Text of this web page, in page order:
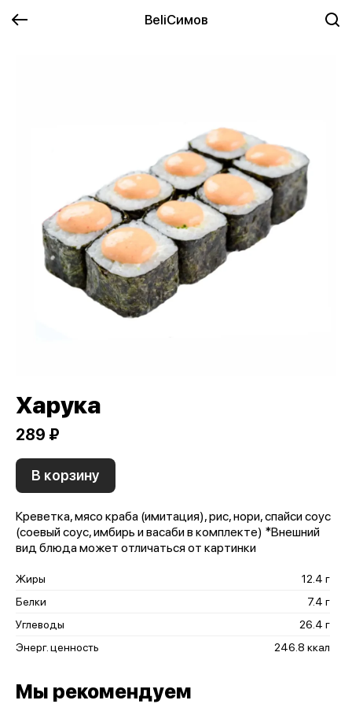
BeliСимов
Харука
289 ₽
В корзину
Креветка, мясо краба (имитация), рис, нори, спайси соус
(соевый соус, имбирь и васаби в комплекте) *Внешний
вид блюда может отличаться от картинки
Жиры
12.4 г
Белки
7.4 г
Углеводы
26.4 г
Энерг. ценность
246.8 ккал
Мы рекомендуем